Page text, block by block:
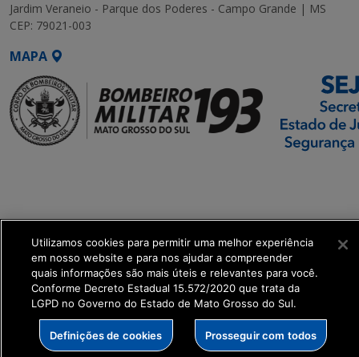
Jardim Veraneio - Parque dos Poderes - Campo Grande | MS
CEP: 79021-003
MAPA
get_footer();
Utilizamos cookies para permitir uma melhor experiência
em nosso website e para nos ajudar a compreender
quais informações são mais úteis e relevantes para você.
Conforme Decreto Estadual 15.572/2020 que trata da
LGPD no Governo do Estado de Mato Grosso do Sul.
Definições de cookies Prosseguir com todos